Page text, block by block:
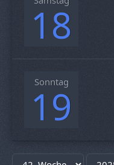
18
Sonntag
19